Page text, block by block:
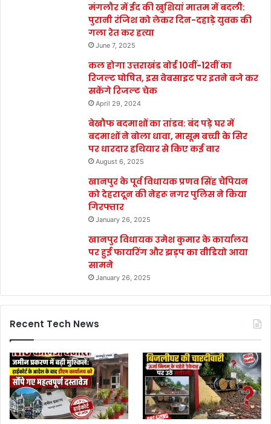
मंगलौर में ईद की खुशियां मातम में बदली:
पुरानी रंजिश को लेकर दिन-दहाड़े युवक की
गला रेत कर हत्या
June 7, 2025
कल होगा उत्तराखंड बोर्ड 10वीं-12वीं का
रिजल्ट घोषित, इस वेबसाइट पर इतने बजे कर
सकेंगे रिजल्ट चेक
April 29, 2024
बेखौफ बदमाशों का तांडव: बंद पड़े घर में
बदमाशों ने बोला धावा, मासूम बच्ची के सिर
पर धारदार हथियार से किए कई वार
August 6, 2025
खानपुर के पूर्व विधायक प्रणव सिंह चैंपियन
को देहरादून की नेहरू नगर पुलिस ने किया
गिरफ्तार
January 26, 2025
खानपुर विधायक उमेश कुमार के कार्यालय
पर हुई फायरिंग और झड़प का वीडियो आया
सामने
January 26, 2025
Recent Tech News